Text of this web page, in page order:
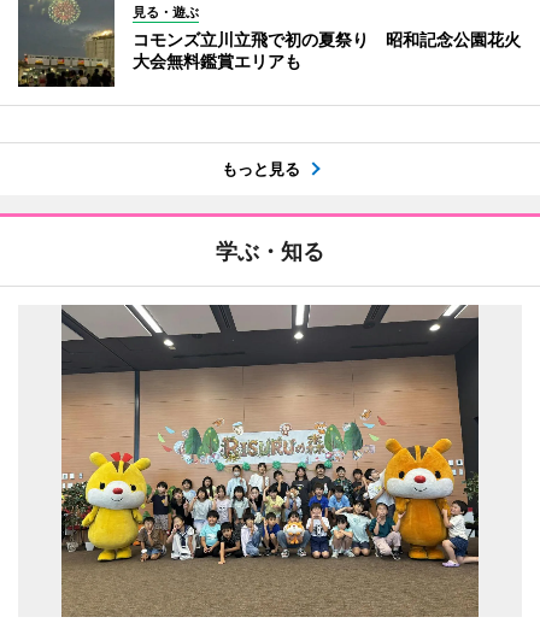
見る・遊ぶ
コモンズ立川立飛で初の夏祭り 昭和記念公園花火
大会無料鑑賞エリアも
もっと見る
学ぶ・知る